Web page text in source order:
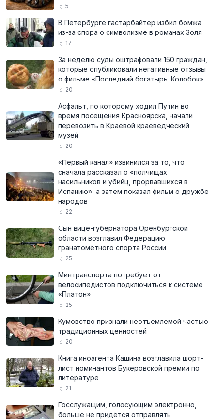
5
В Петербурге гастарбайтер избил бомжа
из-за спора о символизме в романах Золя
17
За неделю суды оштрафовали 150 граждан,
которые опубликовали негативные отзывы
о фильме «Последний богатырь. Колобок»
20
Асфальт, по которому ходил Путин во
время посещения Красноярска, начали
перевозить в Краевой краеведческий
музей
20
«Первый канал» извинился за то, что
сначала рассказал о «полчищах
насильников и убийц, прорвавшихся в
Испанию», а затем показал фильм о дружбе
народов
22
Сын вице-губернатора Оренбургской
области возглавил Федерацию
гранатомётного спорта России
25
Минтранспорта потребует от
велосипедистов подключиться к системе
«Платон»
25
Кумовство признали неотъемлемой частью
традиционных ценностей
20
Книга иноагента Кашина возглавила шорт-
лист номинантов Букеровской премии по
литературе
21
Госслужащим, голосующим электронно,
больше не придётся отправлять